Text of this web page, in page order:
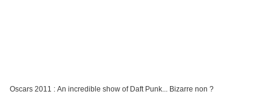
Oscars 2011 : An incredible show of Daft Punk... Bizarre non ?